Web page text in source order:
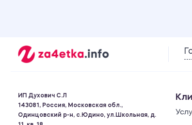
ИП Духович С.Л
143081, Россия, Московская обл.,
Одинцовский р-н, с.Юдино, ул.Школьная, д.